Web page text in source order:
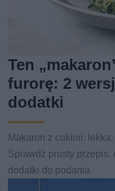
Ten
furorę: 2
dodatki
Makaron z cukinii:
Sprawdź prosty
dodatki do podania.